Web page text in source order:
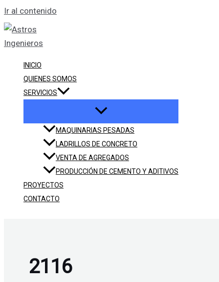
Ir al contenido
INICIO
QUIENES SOMOS
SERVICIOS
MAQUINARIAS PESADAS
LADRILLOS DE CONCRETO
VENTA DE AGREGADOS
PRODUCCIÓN DE CEMENTO Y ADITIVOS
PROYECTOS
CONTACTO
2116